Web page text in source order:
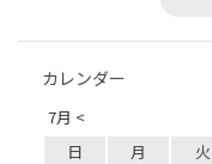
カレンダー
7月 <
日 月 火